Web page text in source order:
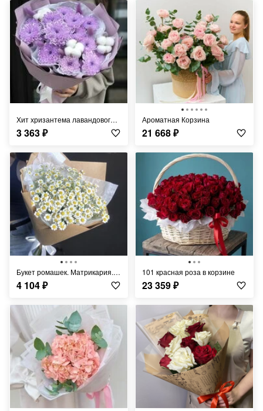
Хит хризантема лавандового цвета, хлопок, сухоцветы
3 363₽
Ароматная Корзина
21 668₽
Букет ромашек. Матрикария. Ромашки в крафте
4 104₽
101 красная роза в корзине
23 359₽